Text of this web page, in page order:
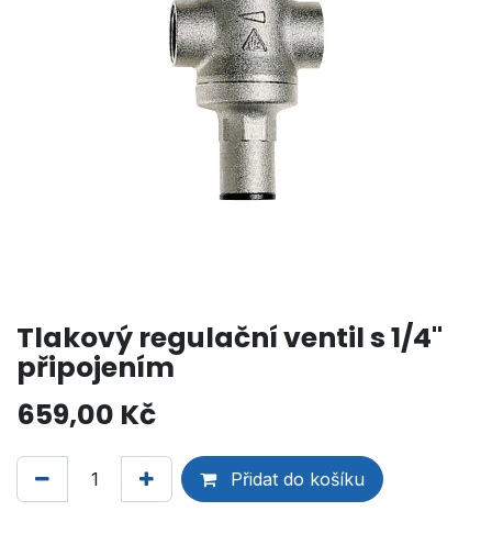
Tlakový regulační ventil s 1/4"
připojením
659,00 Kč
Přidat do košíku